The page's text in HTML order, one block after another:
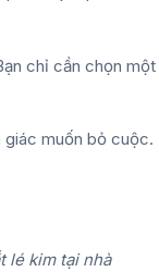
chỉ cần chọn
muốn bỏ
lé kim tại nhà